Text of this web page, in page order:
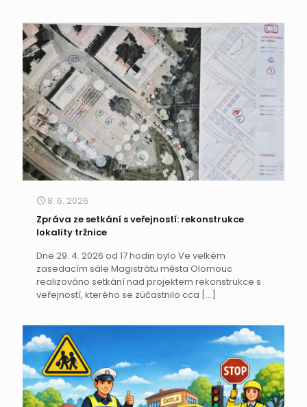
8. 6. 2026
Zpráva ze setkání s veřejností: rekonstrukce
lokality tržnice
Dne 29. 4. 2026 od 17 hodin bylo Ve velkém
zasedacím sále Magistrátu města Olomouc
realizováno setkání nad projektem rekonstrukce s
veřejností, kterého se zúčastnilo cca […]